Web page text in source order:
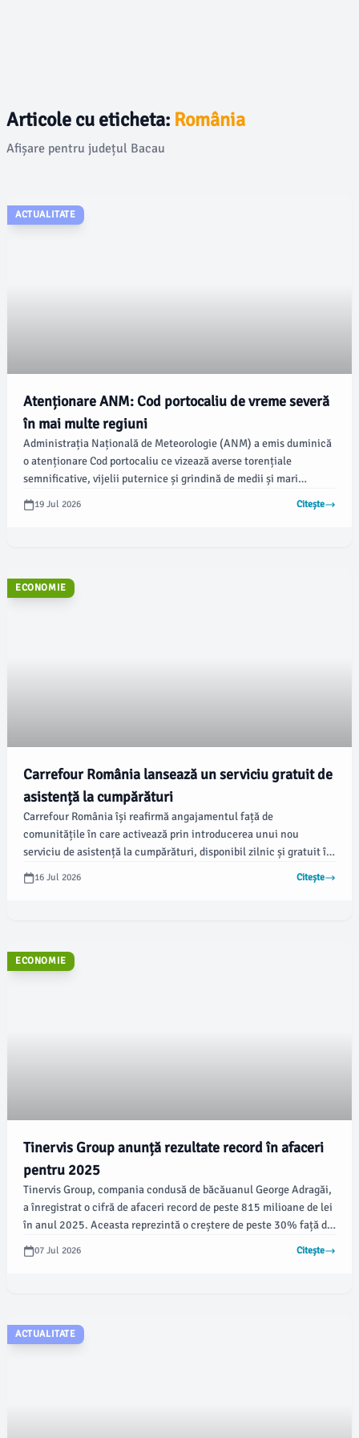
Articole cu eticheta: România
Afișare pentru județul Bacau
ACTUALITATE
Atenționare ANM: Cod portocaliu de vreme severă
în mai multe regiuni
Administrația Națională de Meteorologie (ANM) a emis duminică
o atenționare Cod portocaliu ce vizează averse torențiale
semnificative, vijelii puternice și grindină de medii și mari
dimensiuni, valabilă până în această seară în diverse zone ale
țării. Meteorologii prognozează fenomene severe, începând cu ora
19 Jul 2026 Citește
ECONOMIE
Carrefour România lansează un serviciu gratuit de
asistență la cumpărături
Carrefour România își reafirmă angajamentul față de
comunitățile în care activează prin introducerea unui nou
serviciu de asistență la cumpărături, disponibil zilnic și gratuit în
hipermarketurile și magazinele sale. Conform ziaruldebacau.ro,
acest demers se aliniază priorităților retailerului în ceea ce
16 Jul 2026 Citește
ECONOMIE
Tinervis Group anunță rezultate record în afaceri
pentru 2025
Tinervis Group, compania condusă de băcăuanul George Adragăi,
a înregistrat o cifră de afaceri record de peste 815 milioane de lei
în anul 2025. Aceasta reprezintă o creștere de peste 30% față de
cifra de afaceri din anul 2024, de 617 milioane de lei.
07 Jul 2026 Citește
ACTUALITATE